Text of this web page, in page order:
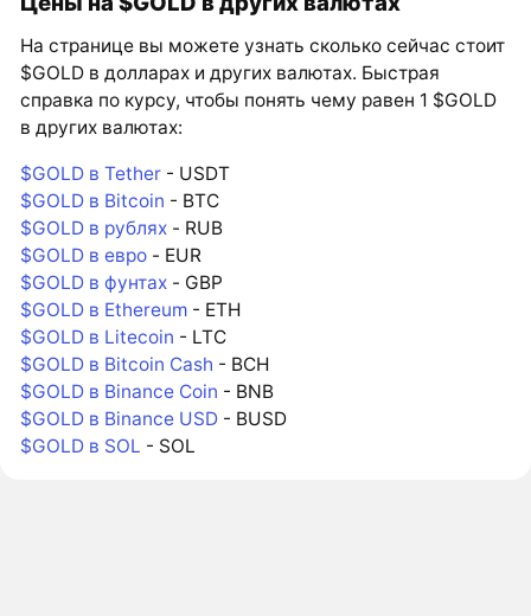
На странице вы можете узнать сколько сейчас стоит
$GOLD в долларах и других валютах. Быстрая
справка по курсу, чтобы понять чему равен 1 $GOLD
в других валютах:
$GOLD в Tether - USDT
$GOLD в Bitcoin - BTC
$GOLD в рублях - RUB
$GOLD в евро - EUR
$GOLD в фунтах - GBP
$GOLD в Ethereum - ETH
$GOLD в Litecoin - LTC
$GOLD в Bitcoin Cash - BCH
$GOLD в Binance Coin - BNB
$GOLD в Binance USD - BUSD
$GOLD в SOL - SOL